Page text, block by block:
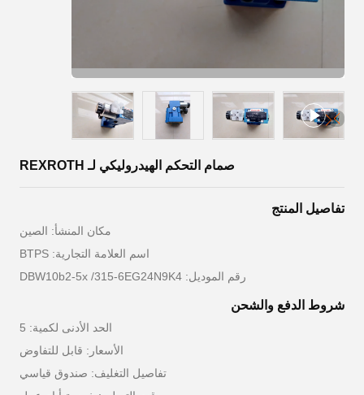
صمام التحكم الهيدروليكي لـ REXROTH
تفاصيل المنتج
مكان المنشأ: الصين
اسم العلامة التجارية: BTPS
رقم الموديل: DBW10b2-5x /315-6EG24N9K4
شروط الدفع والشحن
الحد الأدنى لكمية: 5
الأسعار: قابل للتفاوض
تفاصيل التغليف: صندوق قياسي